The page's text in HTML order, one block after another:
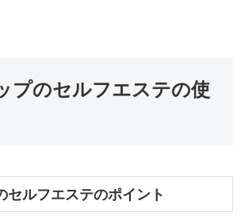
プのセルフエステの使
セルフエステのポイント